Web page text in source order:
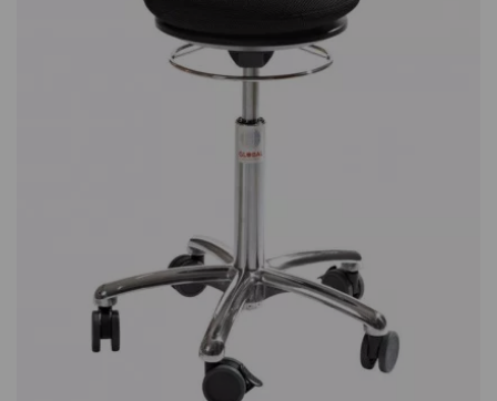
Bauchmuskulatur kontinuierlich aktiviert, was langfristig zu
einer besseren Haltung beitragen kann. Viele empfinden es
außerdem als leichter, konzentriert zu bleiben, wenn der
Körper leicht aktiv ist statt passiv im Stuhl zu sitzen. Sicher
Stoppfunktion ausgestattet, die dafür sorgt, dass er an Ort
und Stelle bleibt, wenn Sie aufstehen. So müssen Sie ihn nicht
mit einer Körpergröße von 156–180 cm und bietet eine
passende Sitzhöhe an Standard-Schreibtischen. Ein Sitzball,
der zum aktiven Sitzen am Schreibtisch anregt, da er sowohl
Rücken- als auch Bauchmuskeln aktiviert. Die Stop-Funktion
verhindert, dass der Ball wegrollt. Durchmesser 65 cm
Geeignet für Personen zwischen 156-180 cm Stoppfunktion,